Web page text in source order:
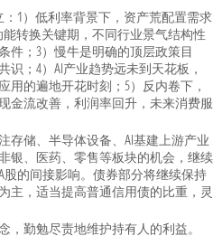
1）低利率背景下，资产荒配置需求
转换关键期，不同行业景气结构性
件；3）慢牛是明确的顶层政策目
；4）AI产业趋势远未到天花板，
用的遍地开花时刻；5）反内卷下，
金流改善，利润率回升，未来消费服
存储、半导体设备、AI基建上游产业
银、医药、零售等板块的机会，继续
的间接影响。债券部分将继续保持
主，适当提高普通信用债的比重，灵
勤勉尽责地维护持有人的利益。